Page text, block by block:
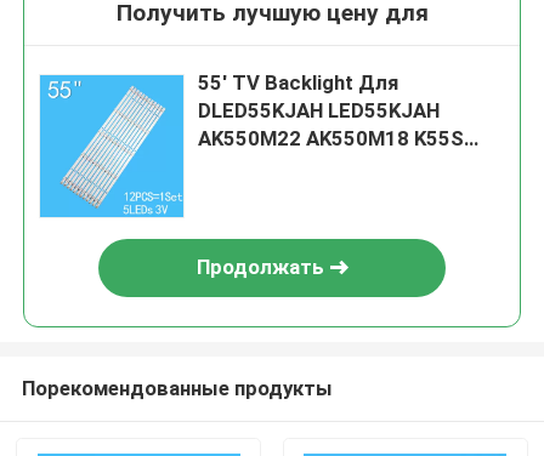
Получить лучшую цену для
55' TV Backlight Для
DLED55KJAH LED55KJAH
AK550M22 AK550M18 K55S
Продолжать
Порекомендованные продукты